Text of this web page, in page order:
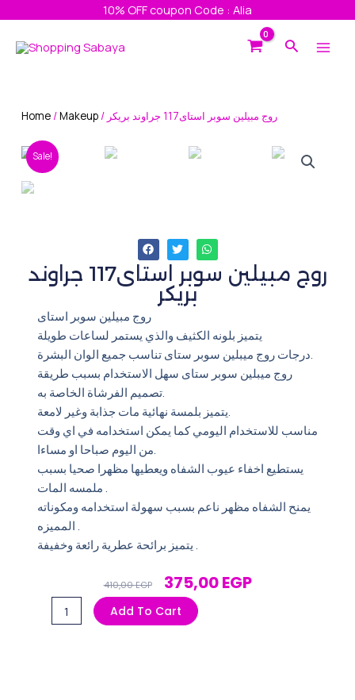
content
10% OFF coupon Code : Alia
Search
روج مبيلين سوبر استاى117 جراوند
بريكر
روج مبيلين سوبر استاى
يتميز بلونه الكثيف والذي يستمر لساعات طويلة
روج ميبلين سوبر ستاى سهل الاستخدام بسبب طريقة
تصميم الفرشاة الخاصة به.
مناسب للاستخدام اليومي كما يمكن استخدامه في اي وقت
يستطيع اخفاء عيوب الشفاه ويعطيها مظهرا صحيا بسبب
يمنح الشفاه مظهر ناعم بسبب سهولة استخدامه ومكوناته
410,00EGP Original
Price
Was:
375,00EGPCurrent
Add To Cart
Home/Makeup / روج مبيلين سوبر استاى117 جراوند بريكر
Sale!